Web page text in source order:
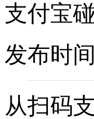
支付宝
发布时
从扫码